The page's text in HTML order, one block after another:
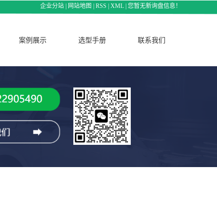
企业分站 网站地图 RSS XML 您暂无新询盘信息！
案例展示 选型手册 联系我们